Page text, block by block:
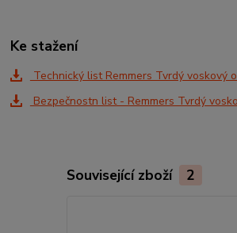
Ke stažení
Technický list Remmers Tvrdý voskový
Bezpečnostn list - Remmers Tvrdý
Související zboží 2